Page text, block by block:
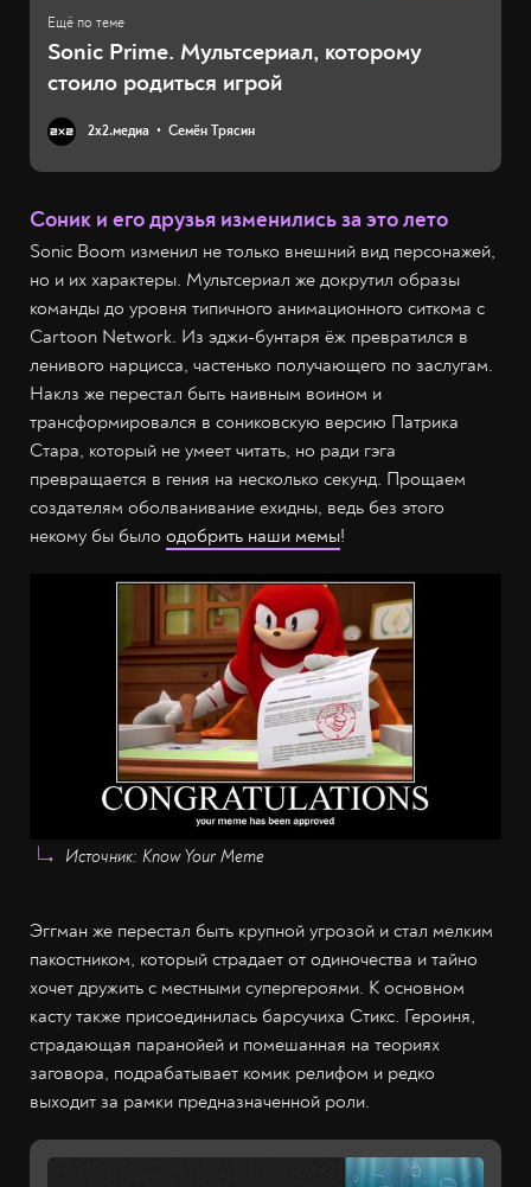
Sonic Prime. Мультсериал, которому
стоило родиться игрой
2х2.медиа Семён Трясин
Соник и его друзья изменились за это лето
Sonic Boom изменил не только внешний вид персонажей,
но и их характеры. Мультсериал же докрутил образы
команды до уровня типичного анимационного ситкома с
Cartoon Network. Из эджи-бунтаря ёж превратился в
ленивого нарцисса, частенько получающего по заслугам.
Наклз же перестал быть наивным воином и
трансформировался в сониковскую версию Патрика
Стара, который не умеет читать, но ради гэга
превращается в гения на несколько секунд. Прощаем
создателям оболванивание ехидны, ведь без этого
некому бы было одобрить наши мемы!
Источник: Know Your Meme
Эггман же перестал быть крупной угрозой и стал мелким
пакостником, который страдает от одиночества и тайно
хочет дружить с местными супергероями. К основном
касту также присоединилась барсучиха Стикс. Героиня,
страдающая паранойей и помешанная на теориях
заговора, подрабатывает комик релифом и редко
выходит за рамки предназначенной роли.